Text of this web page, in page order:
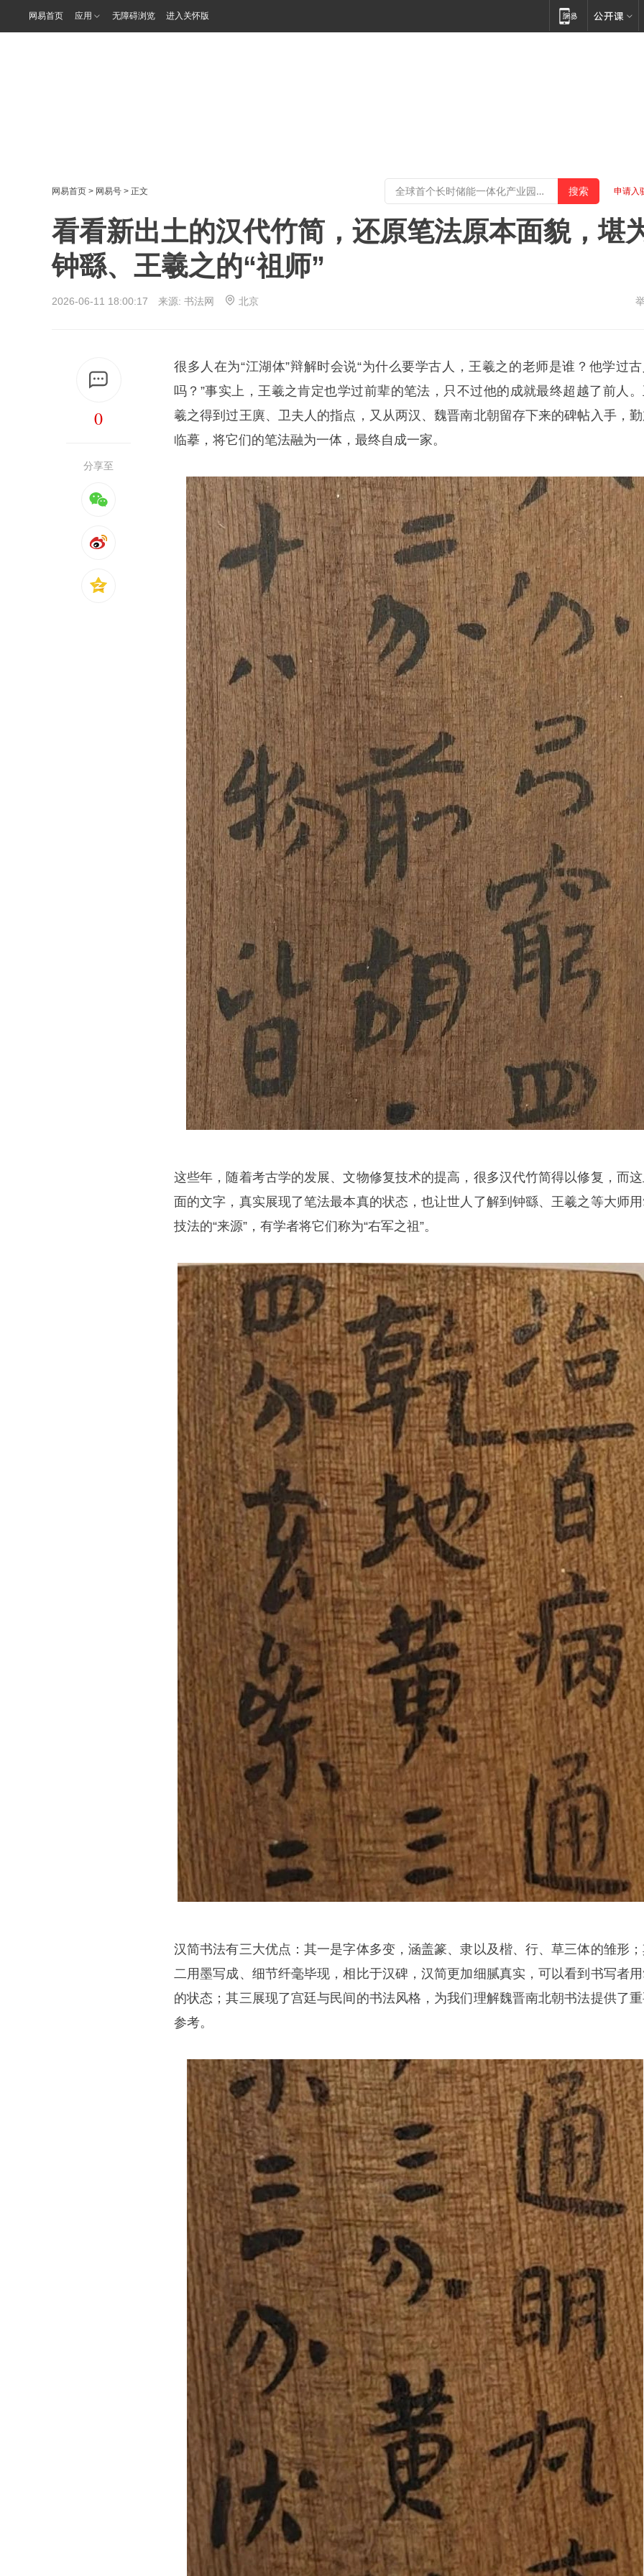
网易首页 应用 无障碍浏览 进入关怀版
网易首页 > 网易号 > 正文 申请入
看看新出土的汉代竹简，还原笔法原本面貌，堪
钟繇、王羲之的“祖师”
2026-06-11 18:00:17 来源: 书法网 北京
0
分享至
很多人在为“江湖体”辩解时会说“为什么要学古人，王羲之 的老师是谁？他学过
吗？”事实上，王羲之肯定也学过前辈的笔法，只不过他的成就最终超越了前人
羲之得到过王廙、卫夫人的指点，又从两汉、魏晋南北朝留存下来的碑帖入手，
临摹，将它们的笔法融为一体，最终自成一家。
这些年，随着考古学的发展、文物修复技术的提高，很多汉代竹简得以修复，而
面的文字，真实展现了笔法最本真的状态，也让世人了解到钟繇、王羲之等大师
技法的“来源”，有学者将它们称为“右军之祖”。
汉简书法有三大优点：其一是字体多变，涵盖篆、隶以及楷、行、草三体的雏形
二用墨写成、细节纤毫毕现，相比于汉碑，汉简更加细腻真实，可以看到书写者
的状态；其三展现了宫廷与民间的书法风格，为我们理解魏晋南北朝书法提供了
参考。